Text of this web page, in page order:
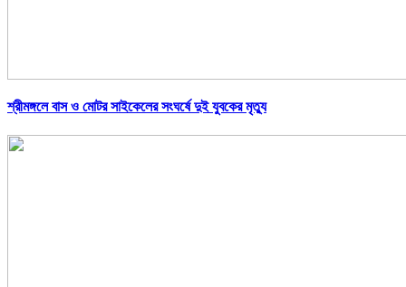
শ্রীমঙ্গলে বাস ও মোটর সাইকেলের সংঘর্ষে দুই যুবকের মৃত্যু